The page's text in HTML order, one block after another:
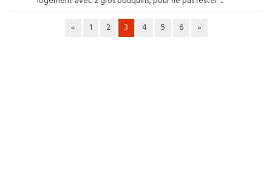
« 1 2 3 4 5 6 »